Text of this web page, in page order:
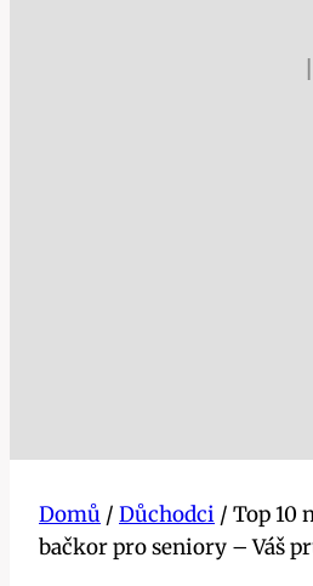
Domů / Důchodci / Top 10
bačkor pro seniory – Váš